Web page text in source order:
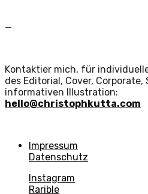
—
Kontaktier mich, für
des Editorial, Cover,
informativen Illustration:
hello@christophkutta.com
Impressum
Datenschutz
Instagram
Rarible